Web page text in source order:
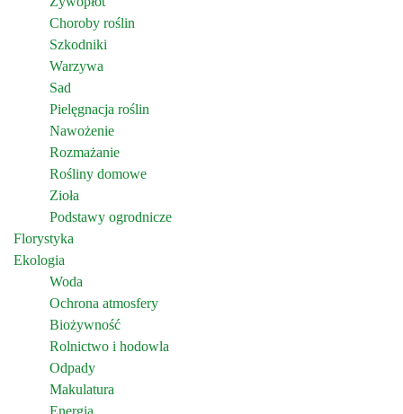
Choroby roślin
Szkodniki
Warzywa
Sad
Pielęgnacja roślin
Nawożenie
Rozmażanie
Rośliny domowe
Zioła
Podstawy ogrodnicze
Florystyka
Ekologia
Woda
Ochrona atmosfery
Biożywność
Rolnictwo i hodowla
Odpady
Makulatura